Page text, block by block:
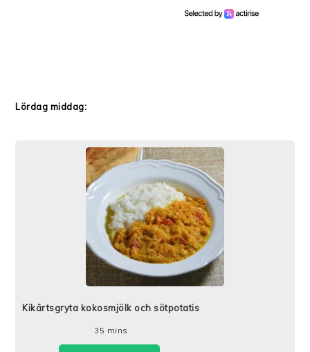
Lördag middag:
Kikärtsgryta kokosmjölk och sötpotatis
35 mins